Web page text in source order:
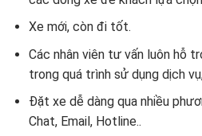
Xe mới, còn đi tốt.
Các nhân viên tư vấn luôn hỗ
trong quá trình sử dụng dịch
Đặt xe dễ dàng qua nhiều
Chat, Email, Hotline..